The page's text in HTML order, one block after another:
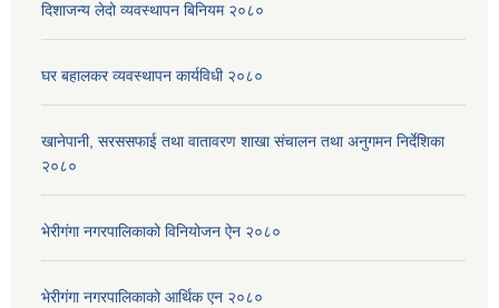
दिशाजन्य लेदो व्यवस्थापन बिनियम २०८०
घर बहालकर व्यवस्थापन कार्यविधी २०८०
खानेपानी, सरससफाई तथा वातावरण शाखा संचालन तथा अनुगमन निर्देशिका
२०८०
भेरीगंगा नगरपालिकाको विनियोजन ऐन २०८०
भेरीगंगा नगरपालिकाको आर्थिक एन २०८०